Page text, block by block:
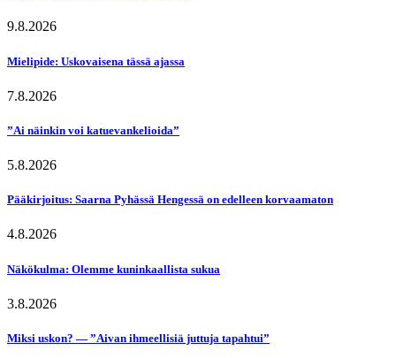
9.8.2026
Mielipide: Uskovaisena tässä ajassa
7.8.2026
”Ai näinkin voi katuevankelioida”
5.8.2026
Pääkirjoitus: Saarna Pyhässä Hengessä on edelleen korvaamaton
4.8.2026
Näkökulma: Olemme kuninkaallista sukua
3.8.2026
Miksi uskon? — ”Aivan ihmeellisiä juttuja tapahtui”